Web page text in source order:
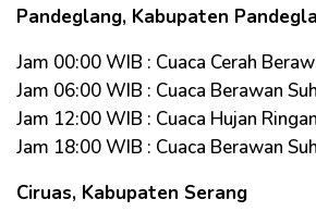
Pandeglang, Kabupaten
Jam 00:00 WIB : Cuaca Cerah
Jam 06:00 WIB : Cuaca Berawan
Jam 12:00 WIB : Cuaca Hujan
Jam 18:00 WIB : Cuaca Berawan
Ciruas, Kabupaten Serang